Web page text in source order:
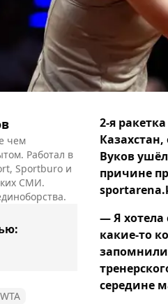
чем
Работал в
Sportburo и
СМИ.
2-я
Вуков
причине
— Я хотела
какие-то
середине